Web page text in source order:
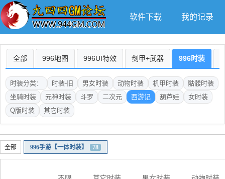
软件下载 我的记录
全部 996地图 996UI特效 剑甲+武器 996时装
时装分类： 时装-旧 男女时装 动物时装 机甲时装
骷髅时装
坐骑时装
元神时装 斗罗 二次元 西游记 葫芦娃
女时装
Q版时装
其它时装
全部 996手游【一体时装】 78